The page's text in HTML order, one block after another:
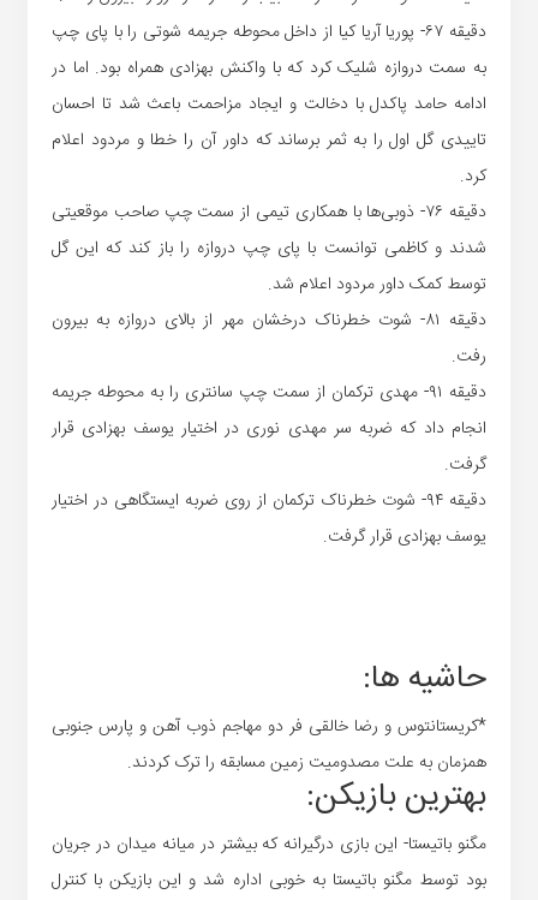
دقیقه ۶۷- پوریا آریا کیا از داخل محوطه جریمه شوتی را با پای چپ
به سمت دروازه شلیک کرد که با واکنش بهزادی همراه بود. اما در
ادامه حامد پاکدل با دخالت و ایجاد مزاحمت باعث شد تا احسان
تاییدی گل اول را به ثمر برساند که داور آن را خطا و مردود اعلام
کرد.
دقیقه ۷۶- ذوبی‌ها با همکاری تیمی از سمت چپ صاحب موقعیتی
شدند و کاظمی توانست با پای چپ دروازه را باز کند که این گل
توسط کمک داور مردود اعلام شد.
دقیقه ۸۱- شوت خطرناک درخشان مهر از بالای دروازه به بیرون
رفت.
دقیقه ۹۱- مهدی ترکمان از سمت چپ سانتری را به محوطه جریمه
انجام داد که ضربه سر مهدی نوری در اختیار یوسف بهزادی قرار
گرفت.
دقیقه ۹۴- شوت خطرناک ترکمان از روی ضربه ایستگاهی در اختیار
یوسف بهزادی قرار گرفت.
حاشیه ها:
*کریستانتوس و رضا خالقی فر دو مهاجم ذوب آهن و پارس جنوبی
همزمان به علت مصدومیت زمین مسابقه را ترک کردند.
بهترین بازیکن:
مگنو باتیستا- این بازی درگیرانه که بیشتر در میانه میدان در جریان
بود توسط مگنو باتیستا به خوبی اداره شد و این بازیکن با کنترل